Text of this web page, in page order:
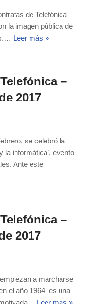
de Telefónica
la imagen pública de
Leer más »
–
2017
se celebró la
la informática’, evento
Ante este
–
2017
a marcharse
el año 1964; es una
Leer más »